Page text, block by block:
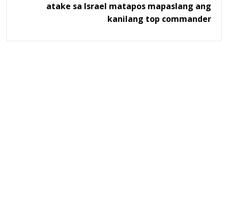
atake sa Israel matapos mapaslang ang
kanilang top commander